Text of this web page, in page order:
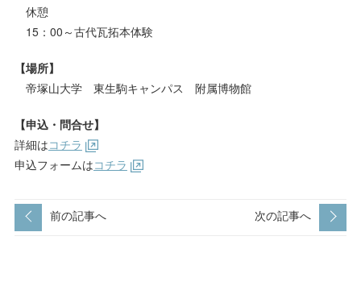
休憩
15：00～古代瓦拓本体験
【場所】
帝塚山大学 東生駒キャンパス 附属博物館
【申込・問合せ】
詳細はコチラ
申込フォームはコチラ
前の記事へ 次の記事へ